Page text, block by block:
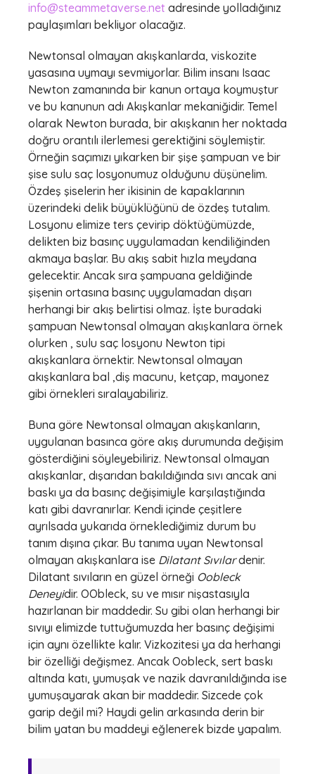
info@steammetaverse.net adresinde yolladığınız
paylaşımları bekliyor olacağız.
Newtonsal olmayan akışkanlarda, viskozite
yasasına uymayı sevmiyorlar. Bilim insanı Isaac
Newton zamanında bir kanun ortaya koymuştur
ve bu kanunun adı Akışkanlar mekaniğidir. Temel
olarak Newton burada, bir akışkanın her noktada
doğru orantılı ilerlemesi gerektiğini söylemiştir.
Örneğin saçımızı yıkarken bir şişe şampuan ve bir
şise sulu saç losyonumuz olduğunu düşünelim.
Özdeş şiselerin her ikisinin de kapaklarının
üzerindeki delik büyüklüğünü de özdeş tutalım.
Losyonu elimize ters çevirip döktüğümüzde,
delikten biz basınç uygulamadan kendiliğinden
akmaya başlar. Bu akış sabit hızla meydana
gelecektir. Ancak sıra şampuana geldiğinde
şişenin ortasına basınç uygulamadan dışarı
herhangi bir akış belirtisi olmaz. İşte buradaki
şampuan Newtonsal olmayan akışkanlara örnek
olurken , sulu saç losyonu Newton tipi
akışkanlara örnektir. Newtonsal olmayan
akışkanlara bal ,diş macunu, ketçap, mayonez
gibi örnekleri sıralayabiliriz.
Buna göre Newtonsal olmayan akışkanların,
uygulanan basınca göre akış durumunda değişim
gösterdiğini söyleyebiliriz. Newtonsal olmayan
akışkanlar, dışarıdan bakıldığında sıvı ancak ani
baskı ya da basınç değişimiyle karşılaştığında
katı gibi davranırlar. Kendi içinde çeşitlere
ayrılsada yukarıda örneklediğimiz durum bu
tanım dışına çıkar. Bu tanıma uyan Newtonsal
olmayan akışkanlara ise Dilatant Sıvılardenir.
Dilatant sıvıların en güzel örneği Oobleck
Deneyidir. OObleck, su ve mısır nişastasıyla
hazırlanan bir maddedir. Su gibi olan herhangi bir
sıvıyı elimizde tuttuğumuzda her basınç değişimi
için aynı özellikte kalır. Vizkozitesi ya da herhangi
bir özelliği değişmez. Ancak Oobleck, sert baskı
altında katı, yumuşak ve nazik davranıldığında ise
yumuşayarak akan bir maddedir. Sizcede çok
garip değil mi? Haydi gelin arkasında derin bir
bilim yatan bu maddeyi eğlenerek bizde yapalım.